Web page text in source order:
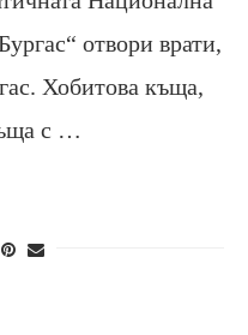
отвори врати,
Хобитова къща,
с …